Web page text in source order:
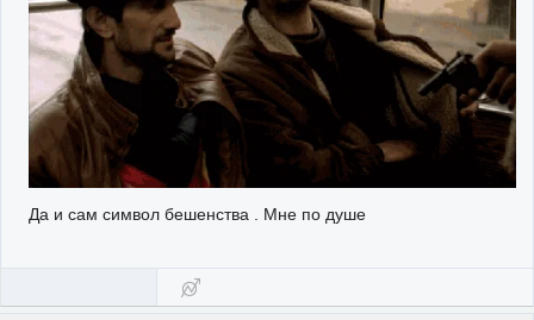
Да и сам символ бешенства . Мне по душе